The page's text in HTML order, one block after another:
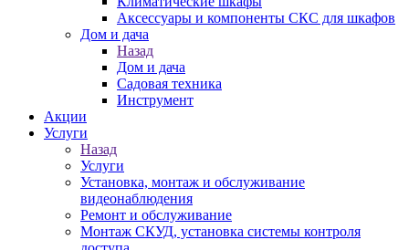
Аксессуары и компоненты СКС для шкафов
Дом и дача
Назад
Дом и дача
Садовая техника
Инструмент
Акции
Услуги
Назад
Услуги
Установка, монтаж и обслуживание
видеонаблюдения
Ремонт и обслуживание
Монтаж СКУД, установка системы контроля